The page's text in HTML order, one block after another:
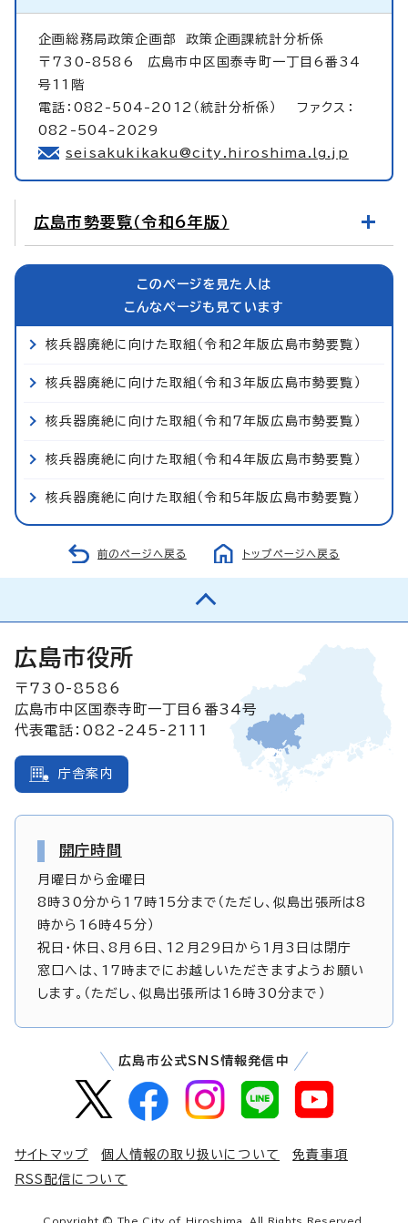
企画総務局政策企画部政策企画課統計分析係
〒730-8586 広島市中区国泰寺町一丁目6番34
号11階
電話：082-504-2012（統計分析係） ファクス：
082-504-2029
seisakukikaku@city.hiroshima.lg.jp
広島市勢要覧（令和6年版）
このページを見た人は
こんなページも見ています
核兵器廃絶に向けた取組（令和2年版広島市勢要覧）
核兵器廃絶に向けた取組（令和3年版広島市勢要覧）
核兵器廃絶に向けた取組（令和7年版広島市勢要覧）
核兵器廃絶に向けた取組（令和4年版広島市勢要覧）
核兵器廃絶に向けた取組（令和5年版広島市勢要覧）
前のページへ戻る トップページへ戻る
広島市役所
〒730-8586
広島市中区国泰寺町一丁目6番34号
代表電話：082-245-2111
庁舎案内
開庁時間
月曜日から金曜日
8時30分から17時15分まで（ただし、似島出張所は8
時から16時45分）
祝日・休日、8月6日、12月29日から1月3日は閉庁
窓口へは、17時までにお越しいただきますようお願い
します。（ただし、似島出張所は16時30分まで）
広島市公式SNS情報発信中
サイトマップ 個人情報の取り扱いについて
免責事項
RSS配信について